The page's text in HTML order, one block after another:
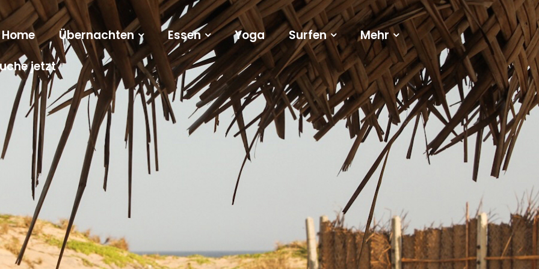
Home Übernachten Essen Yoga Surfen
Mehr
jetzt